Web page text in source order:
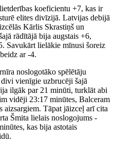
koeficientu +7, kas ir
elites divīzijā. Latvijas debijā
Kārlis Skrastiņš un
rādītājā bija augstais +6,
Savukārt lielākie mīnusi šoreiz
ar -4.
noslogotāko spēlētāju
vienīgie uzbrucēji šajā
ilgāk par 21 minūti, turklāt abi
vidēji 23:17 minūtes, Balceram
Tāpat jāizceļ arī cita
Šmita lielais noslogojums -
kas bija astotais